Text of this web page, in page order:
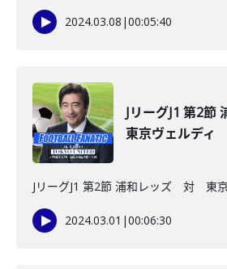
2024.03.08 |00:05:40
JリーグJ1 第2
東京ヴェルディ
JリーグJ1 第2節 浦和レッズ 対 東
2024.03.01 |00:06:30